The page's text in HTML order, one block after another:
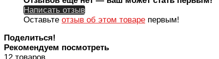
Написать отзыв
Оставьте отзыв об этом товаре первым!
Поделиться!
Рекомендуем посмотреть